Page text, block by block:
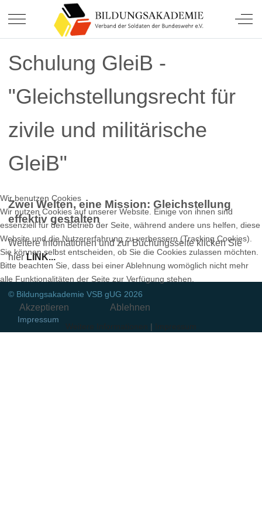
Mobile Menu Toggle Off-
Soldatinnen und Soldaten.
Schulung GleiB -
"Gleichstellungsrecht für
zivile und militärische
GleiB"
Zwei Welten, eine Mission: Gleichstellung
effektiv gestalten
Weitere Infomationen und zur Buchungsseite klicken Sie
hierLINK...
© Bildungsakademie VSB gUG 2026
Impressum
Wir benutzen Cookies
Wir nutzen Cookies auf unserer Website. Einige von ihnen sind
essenziell für den Betrieb der Seite, während andere uns helfen, diese
Website und die Nutzererfahrung zu verbessern (Tracking Cookies).
Sie können selbst entscheiden, ob Sie die Cookies zulassen möchten.
Bitte beachten Sie, dass bei einer Ablehnung womöglich nicht mehr
alle Funktionalitäten der Seite zur Verfügung stehen.
Akzeptieren Ablehnen
|